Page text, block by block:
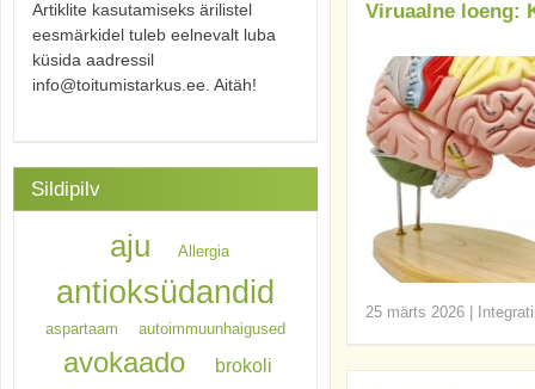
Viruaalne loeng:
25 märts 2026
Artiklite kasutamiseks ärilistel
eesmärkidel tuleb eelnevalt luba
küsida aadressil
info@toitumistarkus.ee. Aitäh!
Sildipilv
aju Allergia
antioksüdandid
aspartaam autoimmuunhaigused
avokaado brokoli